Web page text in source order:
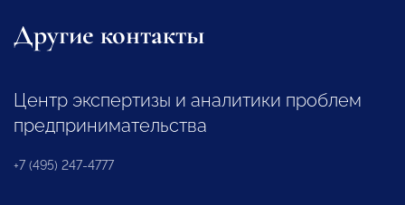
Другие контакты
Центр экспертизы и аналитики проблем
предпринимательства
+7 (495) 247-4777